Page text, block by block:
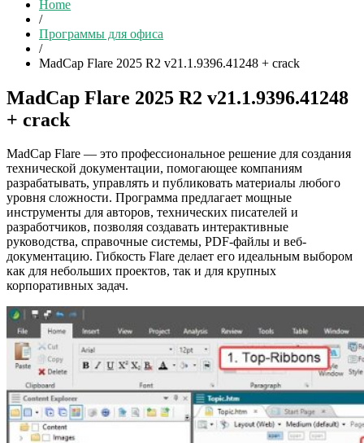
Home
/
Программы для офиса
/
MadCap Flare 2025 R2 v21.1.9396.41248 + crack
MadCap Flare 2025 R2 v21.1.9396.41248
+ crack
MadCap Flare — это профессиональное решение для создания
технической документации, помогающее компаниям
разрабатывать, управлять и публиковать материалы любого
уровня сложности. Программа предлагает мощные
инструменты для авторов, технических писателей и
разработчиков, позволяя создавать интерактивные
руководства, справочные системы, PDF-файлы и веб-
документацию. Гибкость Flare делает его идеальным выбором
как для небольших проектов, так и для крупных
корпоративных задач.